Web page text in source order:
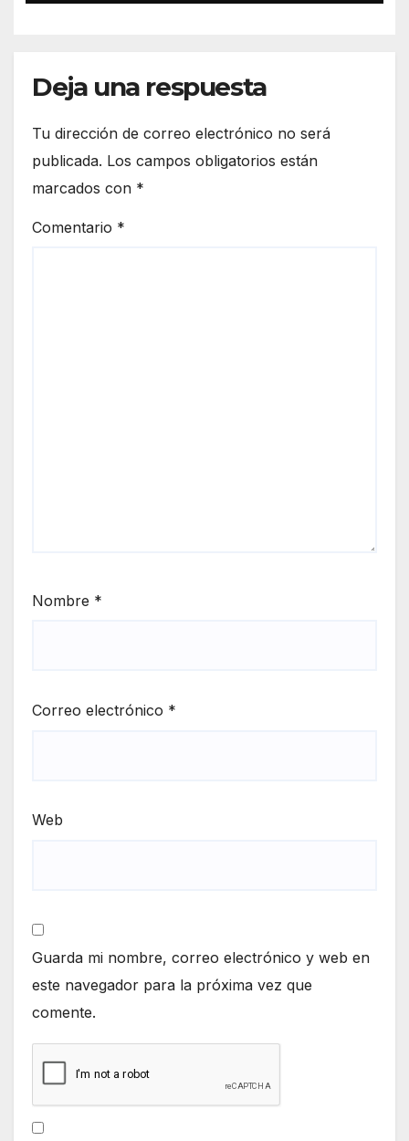
Deja una respuesta
Tu dirección de correo electrónico no será
publicada. Los campos obligatorios están
marcados con *
Comentario *
Nombre *
Correo electrónico *
Web
Guarda mi nombre, correo electrónico y web en
este navegador para la próxima vez que
comente.